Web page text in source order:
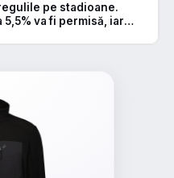
pe stadioane.
5,5% va fi permisă, iar